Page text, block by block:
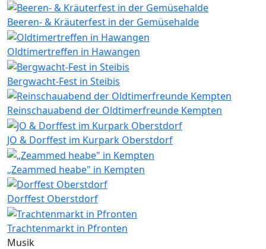
Beeren- & Kräuterfest in der Gemüsehalde
Oldtimertreffen in Hawangen
Bergwacht-Fest in Steibis
Reinschauabend der Oldtimerfreunde Kempten
JO & Dorffest im Kurpark Oberstdorf
„Zeammed heabe" in Kempten
Dorffest Oberstdorf
Trachtenmarkt in Pfronten
Musik